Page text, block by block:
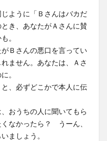
ように「Ｂさんはバカだ
き、あなたがＡさんに賛
。
Ｂさんの悪口を言ってい
ません。あなたは、Ａさ
。
、必ずどこかで本人に伝
おうちの人に聞いてもら
なかったら？ うーん、
ましょう。